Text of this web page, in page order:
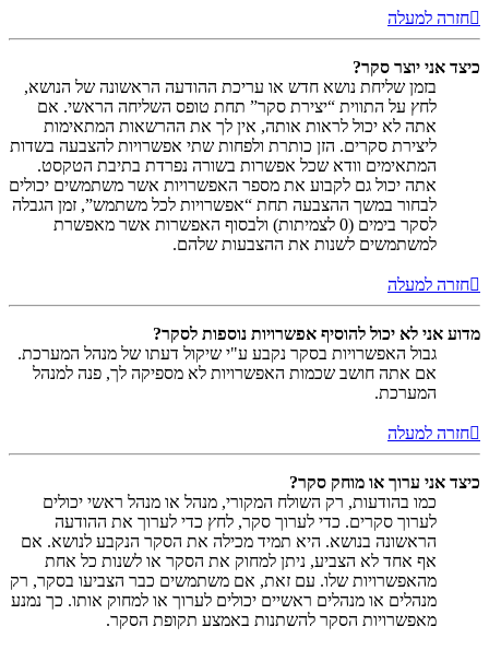
חזרה למעלה
כיצד אני יוצר סקר?
בזמן שליחת נושא חדש או עריכת ההודעה הראשונה של הנושא,
לחץ על התווית “יצירת סקר” תחת טופס השליחה הראשי. אם
אתה לא יכול לראות אותה, אין לך את ההרשאות המתאימות
ליצירת סקרים. הזן כותרת ולפחות שתי אפשרויות להצבעה בשדות
המתאימים וודא שכל אפשרות בשורה נפרדת בתיבת הטקסט.
אתה יכול גם לקבוע את מספר האפשרויות אשר משתמשים יכולים
לבחור במשך ההצבעה תחת “אפשרויות לכל משתמש”, זמן הגבלה
לסקר בימים (0 לצמיתות) ולבסוף האפשרות אשר מאפשרת
למשתמשים לשנות את ההצבעות שלהם.
חזרה למעלה
מדוע אני לא יכול להוסיף אפשרויות נוספות לסקר?
גבול האפשרויות בסקר נקבע ע"י שיקול דעתו של מנהל המערכת.
אם אתה חושב שכמות האפשרויות לא מספיקה לך, פנה למנהל
המערכת.
חזרה למעלה
כיצד אני ערוך או מוחק סקר?
כמו בהודעות, רק השולח המקורי, מנהל או מנהל ראשי יכולים
לערוך סקרים. כדי לערוך סקר, לחץ כדי לערוך את ההודעה
הראשונה בנושא. היא תמיד מכילה את הסקר הנקבע לנושא. אם
אף אחד לא הצביע, ניתן למחוק את הסקר או לשנות כל אחת
מהאפשרויות שלו. עם זאת, אם משתמשים כבר הצביעו בסקר, רק
מנהלים או מנהלים ראשיים יכולים לערוך או למחוק אותו. כך נמנע
מאפשרויות הסקר להשתנות באמצע תקופת הסקר.